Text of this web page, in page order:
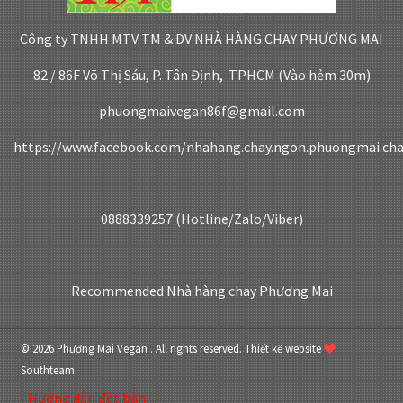
Công ty TNHH MTV TM & DV NHÀ HÀNG CHAY PHƯƠNG MAI
82 / 86F Võ Thị Sáu, P. Tân Định, TPHCM (Vào hẻm 30m)
phuongmaivegan86f@gmail.com
https://www.facebook.com/
0888339257 (Hotline/Zalo/Viber)
Recommended Nhà hàng chay Phương Mai
© 2026 Phương Mai Vegan . All rights reserved.Thiết kế website
Southteam
Hướng dẫn đặt bàn